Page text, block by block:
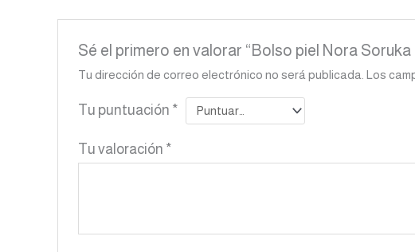
Sé el primero en valorar “Bolso piel Nora Soruka
Tu dirección de correo electrónico no será publicada. Los
Tu puntuación *
Tu valoración *